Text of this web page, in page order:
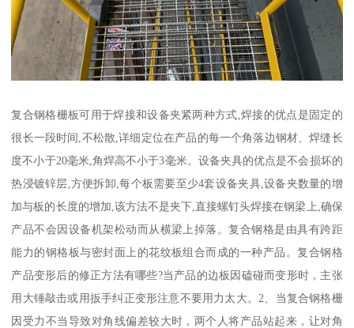
复合钢格栅板可用于焊接和设备夹紧两种方式,焊接的优点是固定的
很长一段时间,不松散,详细定位在产品的每一个角落边钢材、焊缝长
度不小于20毫米,角焊高不小于3毫米。设备夹具的优点是不会损坏的
热浸镀锌层,方便拆卸,每个板需要至少4套设备夹具,设备夹数量的增
加与板的长度的增加,该方法不是夹下,直接螺钉头焊接在钢梁上,确保
产品不会因设备机架松动而从横梁上掉落。复合钢格是由具有跨距
能力的钢格板与密封面上的花纹板组合而成的一种产品。复合钢格
产品变形后的修正方法有哪些?当产品的边板因磕碰而变形时，主张
用大锤敲击或用扳手纠正变形注意不要用力太大。2、当复合钢格栅
因受力不当导致对角线偏差较大时，两个人将产品站起来，让对角